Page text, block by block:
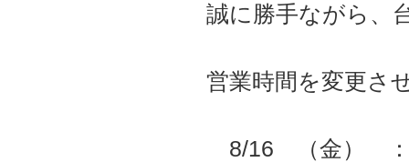
誠に勝手ながら
営業時間を変更さ
8/16 （金）